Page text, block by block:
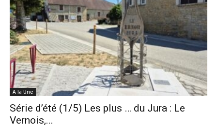
A la Une
Série d’été (1/5) Les plus … du Jura : Le
Vernois,...